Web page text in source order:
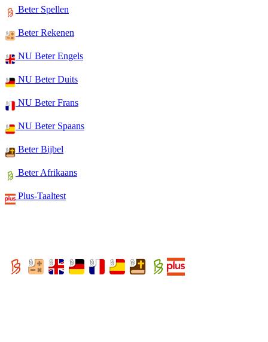
Beter Spellen
Beter Rekenen
NU Beter Engels
NU Beter Duits
NU Beter Frans
NU Beter Spaans
Beter Bijbel
Beter Afrikaans
Plus-Taaltest